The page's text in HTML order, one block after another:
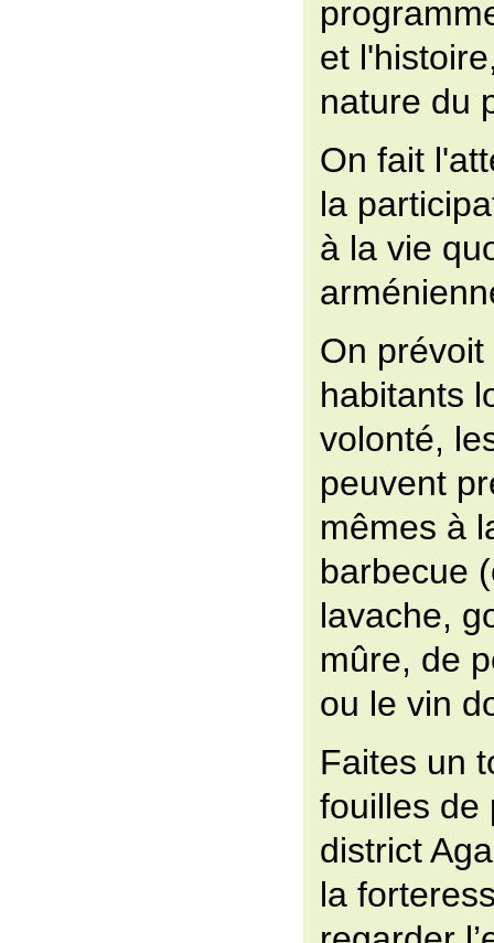
et
nature du
On fait
la
à la vie
On
habitants
volonté,
peuvent
mêmes à
barbecue
lavache,
mûre, de
ou le vin
Faites un
fouilles de
district
la